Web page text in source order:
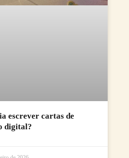
escrever cartas de
digital?